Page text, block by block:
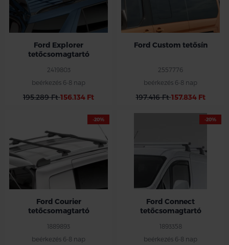
Ford Explorer
tetőcsomagtartó
2419803
beérkezés 6-8 nap
195.289 Ft156.134 Ft
Ford Custom tetősín
2557776
beérkezés 6-8 nap
197.416 Ft157.834 Ft
-20%
Ford Courier
tetőcsomagtartó
1889893
beérkezés 6-8 nap
-20%
Ford Connect
tetőcsomagtartó
1893358
beérkezés 6-8 nap